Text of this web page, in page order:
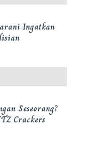
Ingatkan
Seseorang?
Crackers